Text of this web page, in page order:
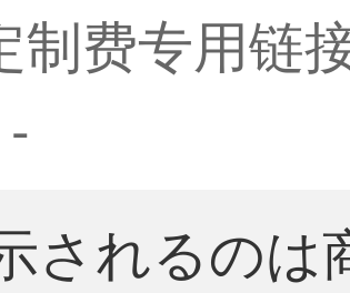
制费专用链
されるのは